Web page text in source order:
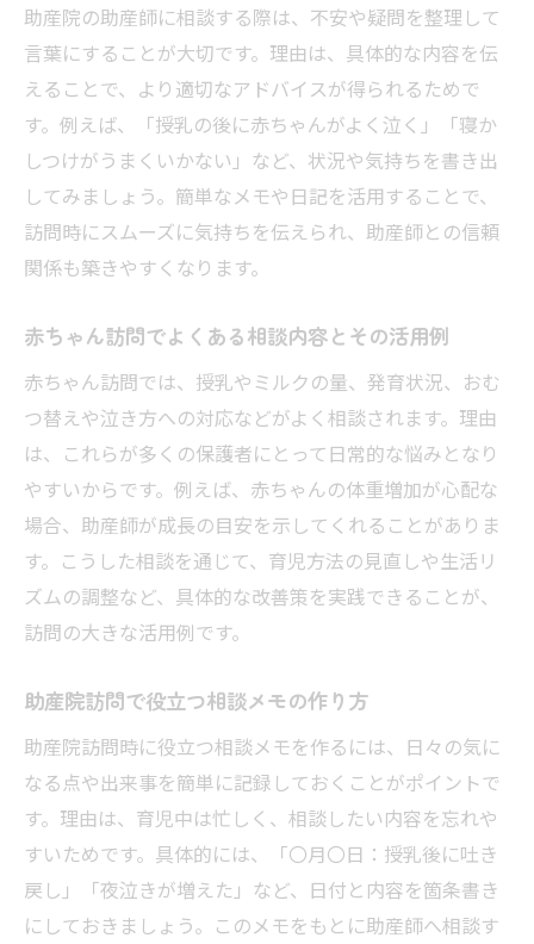
助産師訪問の活用で心の負担を軽くする工
夫
助産院赤ちゃん訪問で安心な子育てを実現
する方法
助産院の助産師に相談する際は、不安や疑問を整理して
言葉にすることが大切です。理由は、具体的な内容を伝
えることで、より適切なアドバイスが得られるためで
す。例えば、「授乳の後に赤ちゃんがよく泣く」「寝か
しつけがうまくいかない」など、状況や気持ちを書き出
してみましょう。簡単なメモや日記を活用することで、
訪問時にスムーズに気持ちを伝えられ、助産師との信頼
関係も築きやすくなります。
赤ちゃん訪問でよくある相談内容とその活用例
赤ちゃん訪問では、授乳やミルクの量、発育状況、おむ
つ替えや泣き方への対応などがよく相談されます。理由
は、これらが多くの保護者にとって日常的な悩みとなり
やすいからです。例えば、赤ちゃんの体重増加が心配な
場合、助産師が成長の目安を示してくれることがありま
す。こうした相談を通じて、育児方法の見直しや生活リ
ズムの調整など、具体的な改善策を実践できることが、
訪問の大きな活用例です。
助産院訪問で役立つ相談メモの作り方
助産院訪問時に役立つ相談メモを作るには、日々の気に
なる点や出来事を簡単に記録しておくことがポイントで
す。理由は、育児中は忙しく、相談したい内容を忘れや
すいためです。具体的には、「〇月〇日：授乳後に吐き
戻し」「夜泣きが増えた」など、日付と内容を箇条書き
にしておきましょう。このメモをもとに助産師へ相談す